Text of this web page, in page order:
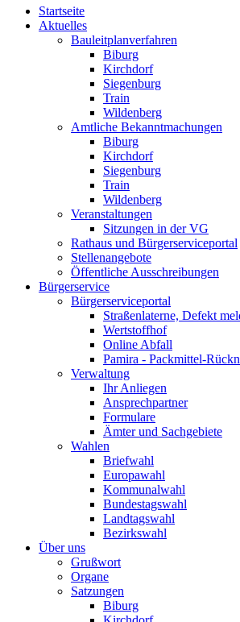
Startseite
Aktuelles
Bauleitplanverfahren
Biburg
Kirchdorf
Siegenburg
Train
Wildenberg
Amtliche Bekanntmachungen
Biburg
Kirchdorf
Siegenburg
Train
Wildenberg
Veranstaltungen
Sitzungen in der VG
Rathaus und Bürgerserviceportal
Stellenangebote
Öffentliche Ausschreibungen
Bürgerservice
Bürgerserviceportal
Straßenlaterne, Defekt
Wertstoffhof
Online Abfall
Pamira - Packmittel-
Verwaltung
Ihr Anliegen
Ansprechpartner
Formulare
Ämter und Sachgebiete
Wahlen
Briefwahl
Europawahl
Kommunalwahl
Bundestagswahl
Landtagswahl
Bezirkswahl
Über uns
Grußwort
Organe
Satzungen
Biburg